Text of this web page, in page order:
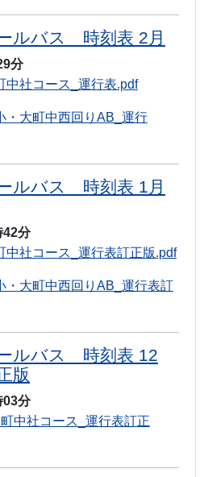
ルバス 時刻表 2月
分
中社コース_運行表.pdf
・大町中西回りAB_運行
ルバス 時刻表 1月
42分
中社コース_運行表訂正版.pdf
・大町中西回りAB_運行表訂
ルバス 時刻表 12
版
03分
中社コース_運行表訂正